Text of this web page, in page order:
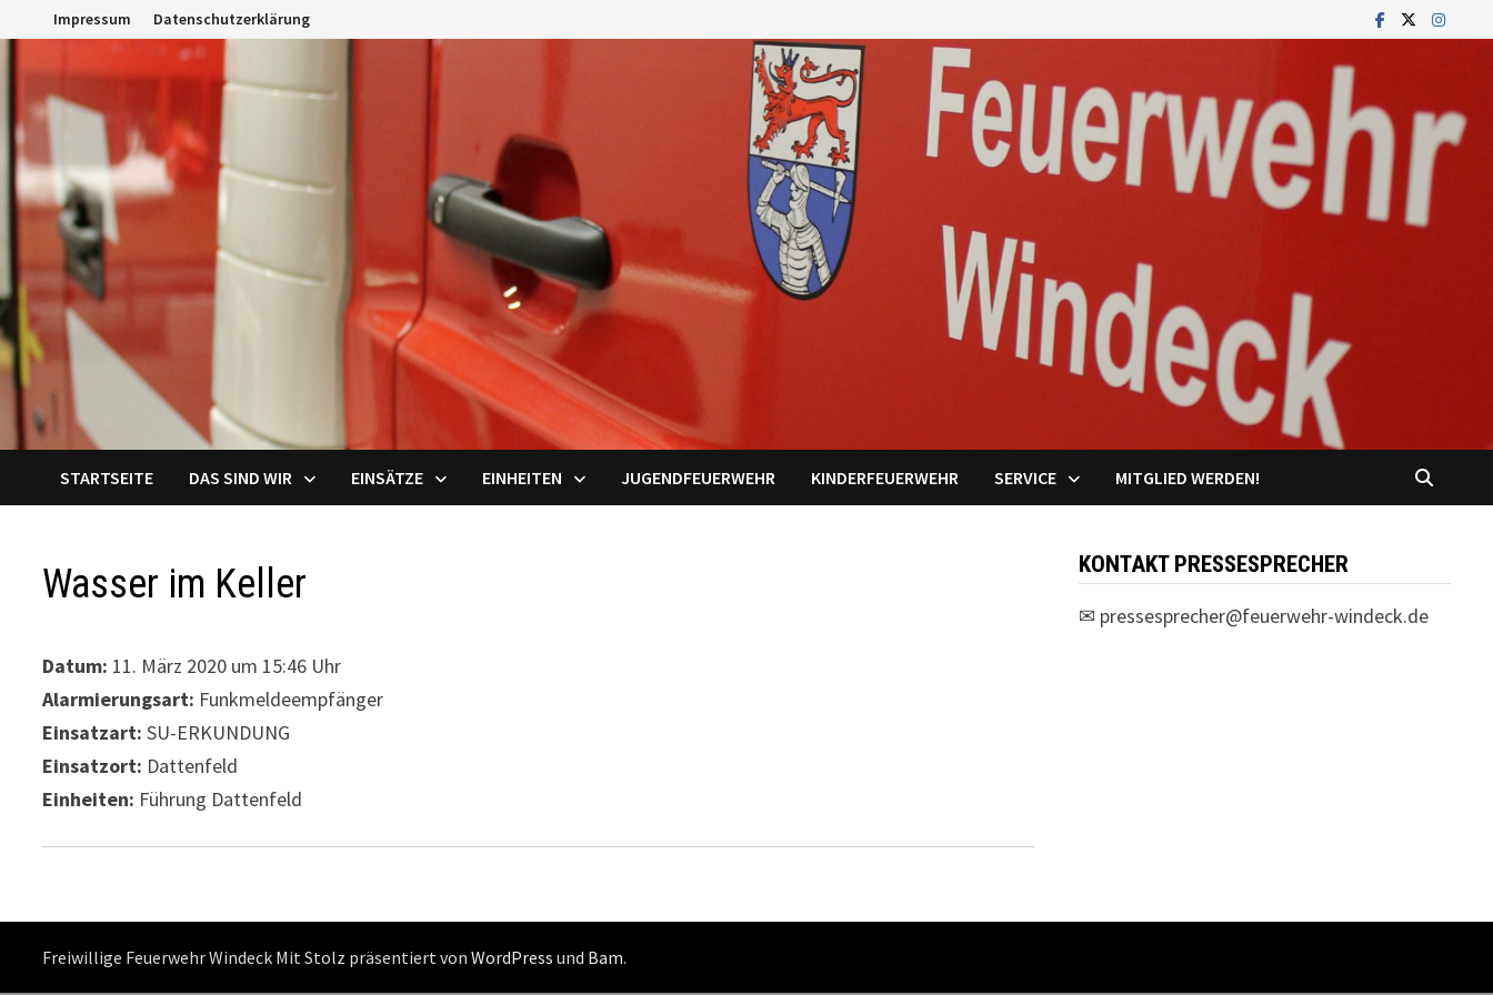
Inhalt
springen
Impressum Datenschutzerklärung
STARTSEITE DAS SIND WIR EINSÄTZE EINHEITEN JUGENDFEUERWEHR KINDERFEUERWEHR SERVICE MITGLIED WERDEN!
Wasser im Keller
Datum: 11. März 2020 um 15:46 Uhr
Alarmierungsart: Funkmeldeempfänger
Einsatzart: SU-ERKUNDUNG
Einsatzort: Dattenfeld
Einheiten: Führung Dattenfeld
KONTAKT PRESSESPRECHER
✉ pressesprecher@feuerwehr-windeck.de
Freiwillige Feuerwehr Windeck Mit Stolz präsentiert vonWordPress und Bam.